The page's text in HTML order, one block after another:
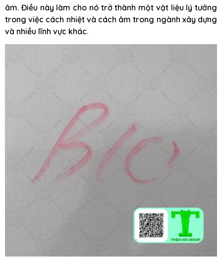
âm. Điều này làm cho nó trở thành một vật liệu lý tưởng
trong việc cách nhiệt và cách âm trong ngành xây dựng
và nhiều lĩnh vực khác.